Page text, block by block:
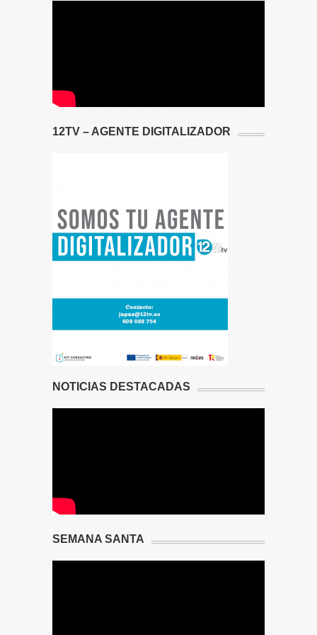
12TV – AGENTE DIGITALIZADOR
NOTICIAS DESTACADAS
SEMANA SANTA